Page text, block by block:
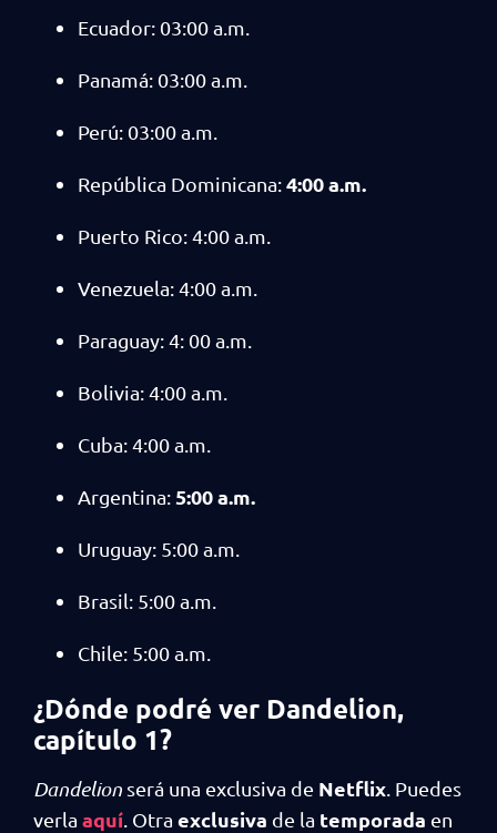
Ecuador: 03:00 a.m.
Panamá: 03:00 a.m.
Perú: 03:00 a.m.
República Dominicana:4:00 a.m.
Puerto Rico: 4:00 a.m.
Venezuela: 4:00 a.m.
Paraguay: 4: 00 a.m.
Bolivia: 4:00 a.m.
Cuba: 4:00 a.m.
Argentina:5:00 a.m.
Uruguay: 5:00 a.m.
Brasil: 5:00 a.m.
Chile: 5:00 a.m.
¿Dónde podré ver Dandelion,
capítulo 1?
Dandelion será una exclusiva de Netflix . Puedes
verla aquí . Otra exclusiva de la temporada en